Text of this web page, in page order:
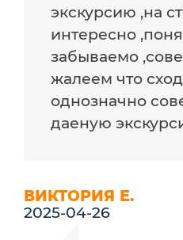
экскурсию ,на
интересно
забываемо
жалеем что
однозначно
даеную
ВИКТОРИЯ Е.
2025-04-26